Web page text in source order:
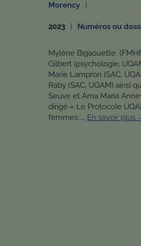
Morency
2023 Numéros ou
Mylène Bigaouette
Gilbert (psychologie,
Marie Lampron (SAC,
Raby (SAC, UQAM) ainsi
Seuve et Ama Maria
dirigé « Le Protocole
femmes :... En savoir plus